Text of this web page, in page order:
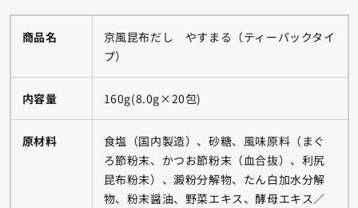
商品名
京風昆布だし やすまる（ティーパックタイ
プ）
内容量 160g(8.0g×20包)
原材料
食塩（国内製造）、砂糖、風味原料（まぐ
ろ節粉末、かつお節粉末（血合抜）、利尻
昆布粉末）、澱粉分解物、たん白加水分解
物、粉末醤油、野菜エキス、酵母エキス／